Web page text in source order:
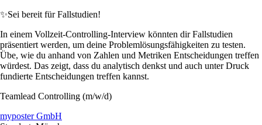
✨Sei bereit für Fallstudien!
In einem Vollzeit-Controlling-Interview könnten dir Fallstudien
präsentiert werden, um deine Problemlösungsfähigkeiten zu testen.
Übe, wie du anhand von Zahlen und Metriken Entscheidungen treffen
würdest. Das zeigt, dass du analytisch denkst und auch unter Druck
fundierte Entscheidungen treffen kannst.
Teamlead Controlling (m/w/d)
myposter GmbH